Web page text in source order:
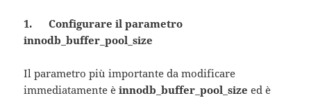
1. Configurare il parametro
innodb_buffer_pool_size
Il parametro più importante da modificare
immediatamente èinnodb_buffer_pool_sizeed è